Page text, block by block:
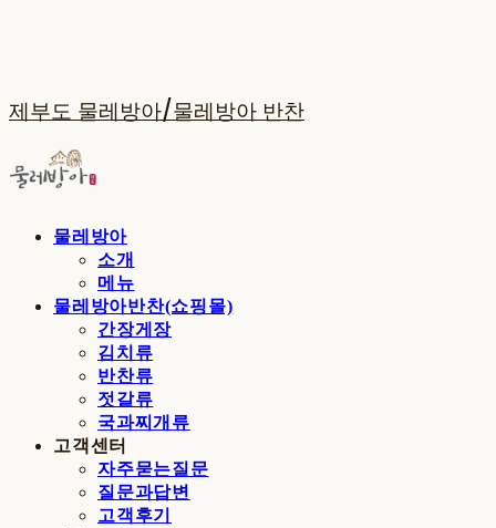
제부도 물레방아/물레방아 반찬
물레방아
소개
메뉴
물레방아반찬(쇼핑몰)
간장게장
김치류
반찬류
젓갈류
국과찌개류
고객센터
자주묻는질문
질문과답변
고객후기